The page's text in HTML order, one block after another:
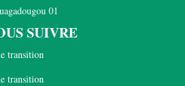
01
SUIVRE
transition
transition